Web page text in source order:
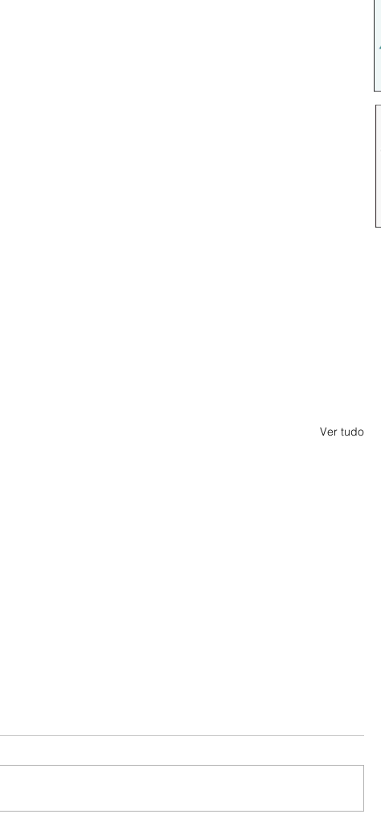
Ver tudo